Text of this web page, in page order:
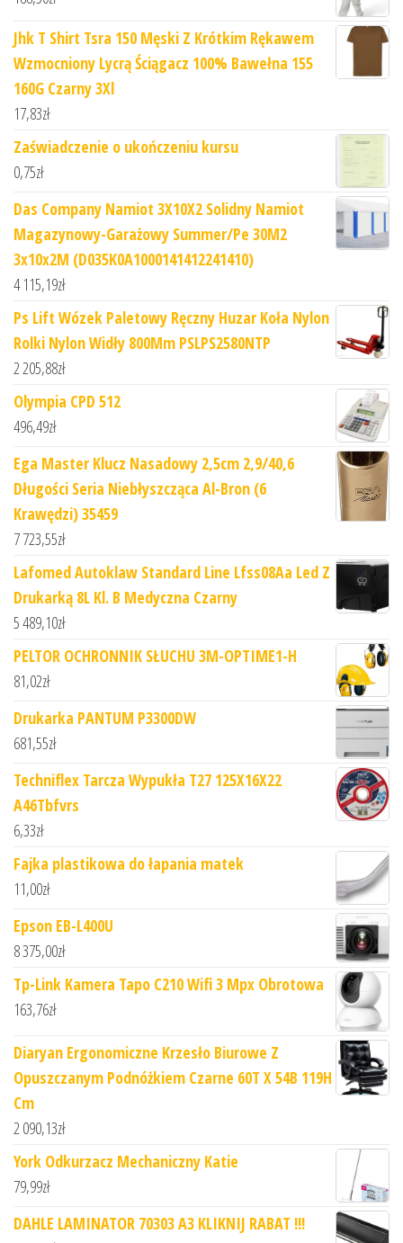
Jhk T Shirt Tsra 150 Męski Z Krótkim Rękawem
Wzmocniony Lycrą Ściągacz 100% Bawełna 155
160G Czarny 3Xl
17,83zł
Zaświadczenie o ukończeniu kursu
0,75zł
Das Company Namiot 3X10X2 Solidny Namiot
Magazynowy-Garażowy Summer/Pe 30M2
3x10x2M (D035K0A1000141412241410)
4 115,19zł
Ps Lift Wózek Paletowy Ręczny Huzar Koła Nylon
Rolki Nylon Widły 800Mm PSLPS2580NTP
2 205,88zł
Olympia CPD 512
496,49zł
Ega Master Klucz Nasadowy 2,5cm 2,9/40,6
Długości Seria Niebłyszcząca Al-Bron (6
Krawędzi) 35459
7 723,55zł
Lafomed Autoklaw Standard Line Lfss08Aa Led Z
Drukarką 8L Kl. B Medyczna Czarny
5 489,10zł
PELTOR OCHRONNIK SŁUCHU 3M-OPTIME1-H
81,02zł
Drukarka PANTUM P3300DW
681,55zł
Techniflex Tarcza Wypukła T27 125X16X22
A46Tbfvrs
6,33zł
Fajka plastikowa do łapania matek
11,00zł
Epson EB-L400U
8 375,00zł
Tp-Link Kamera Tapo C210 Wifi 3 Mpx Obrotowa
163,76zł
Diaryan Ergonomiczne Krzesło Biurowe Z
Opuszczanym Podnóżkiem Czarne 60T X 54B 119H
Cm
2 090,13zł
York Odkurzacz Mechaniczny Katie
79,99zł
DAHLE LAMINATOR 70303 A3 KLIKNIJ RABAT !!!